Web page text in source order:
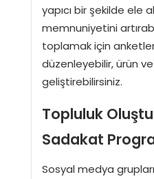
yapıcı bir şekilde ele
memnuniyetini
toplamak için
düzenleyebilir, ürün
geliştirebilirsiniz.
Topluluk
Sadakat
Sosyal medya